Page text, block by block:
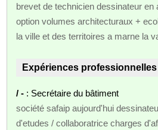
brevet de technicien dessinateur en
option volumes architecturaux +
la ville et des territoires a marne la
Expériences professionnelles
/ - : Secrétaire du bâtiment
société safaip aujourd'hui
d'etudes / collaboratrice charges